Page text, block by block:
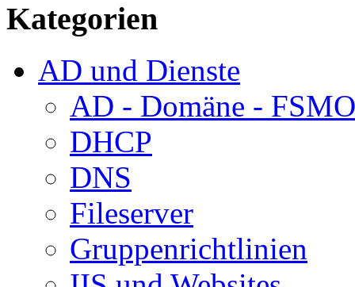
Kategorien
AD und Dienste
AD - Domäne - FSMO
DHCP
DNS
Fileserver
Gruppenrichtlinien